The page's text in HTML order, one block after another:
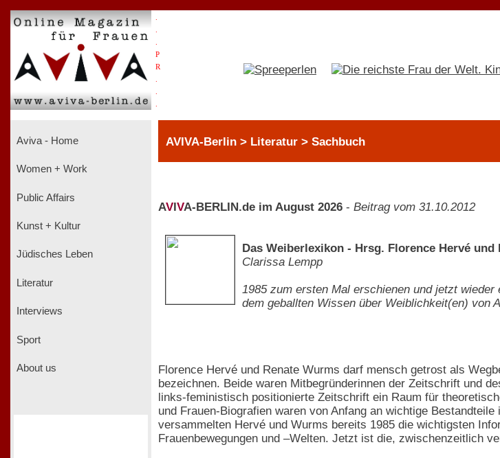
P
R
Aviva - Home
Women + Work
Public Affairs
Kunst + Kultur
Jüdisches Leben
Literatur
Interviews
Sport
About us
AVIVA-Berlin > Literatur > Sachbuch
AV VA-BERLIN.de im August 2026 - Beitrag vom 31.10.2012
Das Weiberlexikon - Hrsg. Florence Hervé und
Clarissa Lempp
1985 zum ersten Mal erschienen und jetzt
dem geballten Wissen über Weiblichkeit(en) von
Florence Hervé und Renate Wurms darf mensch getrost als
bezeichnen. Beide waren Mitbegründerinnen der Zeitschrift und
links-feministisch positionierte Zeitschrift ein Raum für
und Frauen-Biografien waren von Anfang an wichtige
versammelten Hervé und Wurms bereits 1985 die wichtigsten
Frauenbewegungen und –Welten. Jetzt ist die, zwischenzeitlich